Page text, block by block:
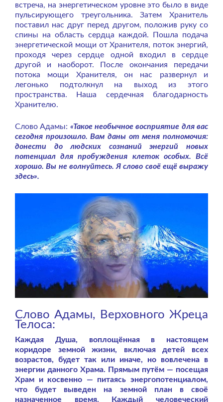
встреча, на энергетическом уровне это было в виде
пульсирующего треугольника. Затем Хранитель
поставил нас друг перед другом, положив руку со
спины на область сердца каждой. Пошла подача
энергетической мощи от Хранителя, поток энергий,
проходя через сердце одной входил в сердце
другой и наоборот. После окончания передачи
потока мощи Хранителя, он нас развернул и
легонько подтолкнул на выход из этого
пространства. Наша сердечная благодарность
Хранителю.
Слово Адамы: «Такое необычное восприятие для вас
сегодня произошло. Вам даны от меня полномочия:
донести до людских сознаний энергий новых
потенциал для пробуждения клеток особых. Всё
хорошо. Вы не волнуйтесь. Я слово своё ещё выражу
здесь».
Слово Адамы, Верховного Жреца
Телоса:
Каждая Душа, воплощённая в настоящем
коридоре земной жизни, включая детей всех
возрастов, будет так или иначе, но вовлечена в
энергии данного Храма. Прямым путём — посещая
Храм и косвенно — питаясь энергопотенциалом,
что будет выведен на земной план в своё
назначенное время. Каждый человеческий